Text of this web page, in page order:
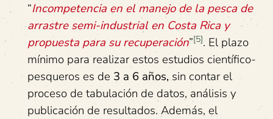
“Incompetencia en el manejo de la pesca de
arrastre semi-industrial en Costa Rica y
propuesta para su recuperación”[5]. El plazo
mínimo para realizar estos estudios científico-
pesqueros es de 3 a 6 años, sin contar el
proceso de tabulación de datos, análisis y
publicación de resultados. Además, el